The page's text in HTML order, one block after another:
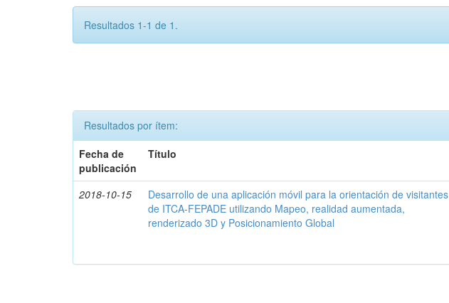
Resultados 1-1 de 1.
Resultados por ítem:
Fecha de
publicación
Título
2018-10-15
Desarrollo de una aplicación móvil para la orientación de visitantes
de ITCA-FEPADE utilizando Mapeo, realidad aumentada,
renderizado 3D y Posicionamiento Global